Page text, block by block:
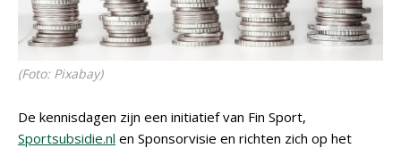
(Foto: Pixabay)
De kennisdagen zijn een initiatief van Fin Sport,
Sportsubsidie.nl en Sponsorvisie en richten zich op het